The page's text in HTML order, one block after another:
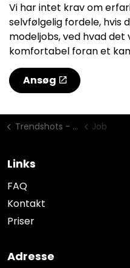
Vi har intet krav om
selvfølgelig fordele, hvis
modeljobs, ved hvad
komfortabel foran et
Ansøg
Trendshots - fotograf København packshots og produktbilleder Job
Links
FAQ
Kontakt
Priser
Adresse